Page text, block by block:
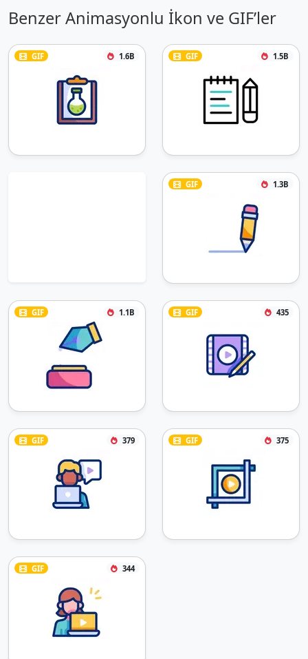
Benzer Animasyonlu İkon ve GIF’ler
GIF 1.6B GIF 1.5B
GIF 1.3B
GIF 1.1B GIF 435
GIF 379 GIF 375
GIF 344